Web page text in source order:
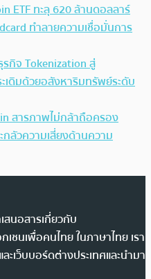
ETF ทะลุ 620 ล้านดอลลาร์
ทำลายความเชื่อมั่นการ
กิจ Tokenization สู่
เดิมด้วยอสังหาริมทรัพย์ระดับ
สารภาพไม่กล้าถือครอง
กลัวความเสี่ยงด้านความ
สนอสารเกี่ยวกับ
ชนเพื่อคนไทย ในภาษาไทย เรา
เว็บบอร์ดต่างประเทศและนำมา